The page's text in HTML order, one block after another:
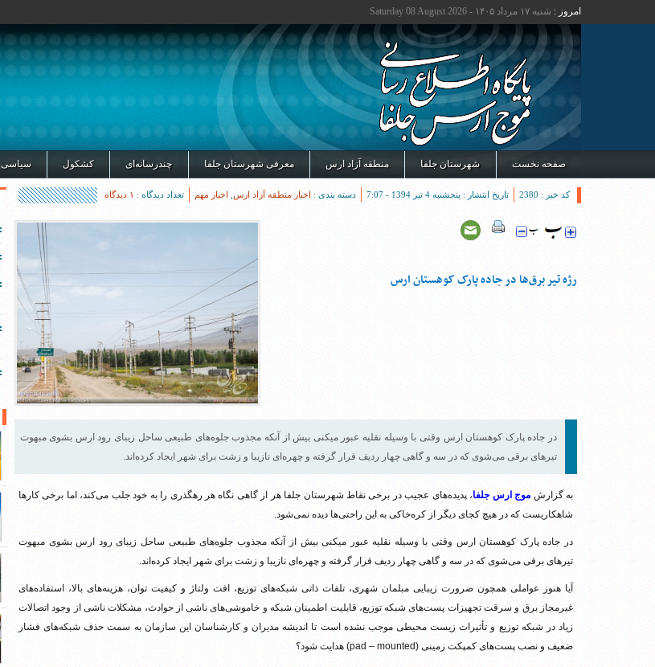
امروز : شنبه ۱۷ مرداد ۱۴۰۵ - Saturday 08 August 2026
صفحه نخست شهرستان جلفا منطقه آزاد ارس معرفی شهرستان جلفا چندرسانه‌ای کشکول سیاسی
کد خبر : 2380 تاریخ انتشار : پنجشنبه 4 تیر 1394 - 7:07 دسته بندی : اخبار منطقه آزاد ارس اخبار مهم تعداد دیدگاه : ۱ دیدگاه
رژه تیر برق‌ها در جاده پارک کوهستان ارس
در جاده پارک کوهستان ارس وقتی با وسیله نقلیه عبور میکنی بیش از آنکه مجذوب جلوه‌های طبیعی ساحل زیبای رود ارس بشوی مبهوت
تیرهای برقی می‌شوی که در سه و گاهی چهار ردیف قرار گرفته و چهره‌ای نازیبا و زشت برای شهر ایجاد کرده‌اند.
به گزارش موج ارس جلفا، پدیده‌های عجیب در برخی نقاط شهرستان جلفا هر از گاهی نگاه هر رهگذری را به خود جلب می‌کند، اما برخی کارها
شاهکاریست که در هیچ کجای دیگر از کره‌خاکی به این راحتی‌ها دیده نمی‌شود.
در جاده پارک کوهستان ارس وقتی با وسیله نقلیه عبور میکنی بیش از آنکه مجذوب جلوه‌های طبیعی ساحل زیبای رود ارس بشوی مبهوت
تیرهای برقی می‌شوی که در سه و گاهی چهار ردیف قرار گرفته و چهره‌ای نازیبا و زشت برای شهر ایجاد کرده‌اند.
آیا هنوز عواملی همچون ضرورت زیبایی مبلمان شهری، تلفات ذاتی شبکه‌های توزیع، افت ولتاژ و کیفیت توان، هزینه‌های بالا، استفاده‌های
غیرمجاز برق و سرقت تجهیزات پست‌های شبکه توزیع، قابلیت اطمینان شبکه و خاموشی‌های ناشی از حوادث، مشکلات ناشی از وجود اتصالات
زیاد در شبکه توزیع و تأثیرات زیست محیطی موجب نشده است تا اندیشه مدیران و کارشناسان این سازمان به سمت حذف شبکه‌های فشار
ضعیف و نصب پست‌های کمپکت زمینی (pad – mounted) هدایت شود؟